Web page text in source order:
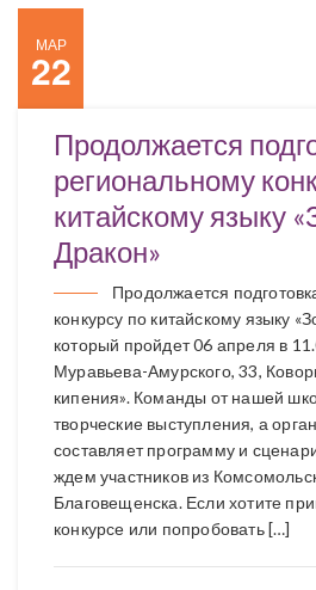
МАР
22
Продолжается
региональному
китайскому языку
Дракон»
Продолжается
конкурсу по китайскому языку
который пройдет 06 апреля в
Муравьева-Амурского, 33,
кипения». Команды от нашей
творческие выступления, а
составляет программу и
ждем участников из
Благовещенска. Если хотите
конкурсе или попробовать […]